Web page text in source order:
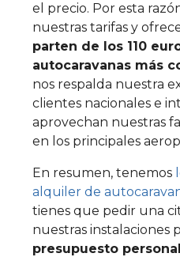
el precio. Por esta
nuestras tarifas y
parten de los 110
autocaravanas más
nos respalda nuestra
clientes nacionales e
aprovechan nuestras
en los principales
En resumen, tenemos
alquiler de
tienes que pedir una
nuestras instalaciones
presupuesto